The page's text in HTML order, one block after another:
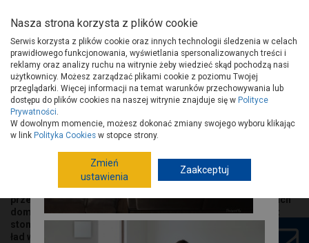
Strona główna Porady
SALON Z WIDOKIEM NA ZIELEŃ Jak
płynnie połączyć wnętrze domu z
ogrodem?
Taras często określa się jako naturalne przedłużenie salonu na
zewnątrz, dlategojego aranżacja powinna spójnie łączyć
przestrzeń domową z ogrodem.W nowoczesnych projektach
dominują minimalizm, prostota, geometryczneformy oraz
stonowana kolorystyka. To właśnie te elementy wprowadzają
ład wizualny i pozwalają stworzyć harmonijną, płynną oś
Przygotowanie podłóg pod
okładziny
Nasza strona korzysta z plików cookie
Serwis korzysta z plików cookie oraz innych technologii śledzenia w celach
prawidłowego funkcjonowania, wyświetlania spersonalizowanych treści i
reklamy oraz analizy ruchu na witrynie żeby wiedzieć skąd pochodzą nasi
użytkownicy. Możesz zarządzać plikami cookie z poziomu Twojej
przeglądarki. Więcej informacji na temat warunków przechowywania lub
dostępu do plików cookies na naszej witrynie znajduje się w Polityce
Prywatności.
W dowolnym momencie, możesz dokonać zmiany swojego wyboru klikając
w link Polityka Cookies w stopce strony.
Zmień
ustawienia
Zaakceptuj